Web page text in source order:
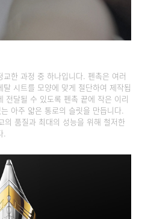
한 과정 중 하나입니다. 펜촉은 여러
시트를 모양에 맞게 절단하여 제작됩
전달될 수 있도록 펜촉 끝에 작은 이리
아주 얇은 통로의 슬릿을 만듭니다.
의 품질과 최대의 성능을 위해 철저한
.